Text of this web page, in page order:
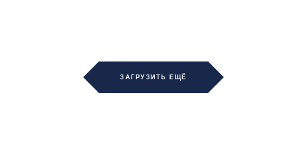
ЗАГРУЗИТЬ ЕЩЁ